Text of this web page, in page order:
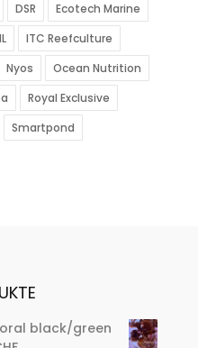
DSR
Ecotech Marine
ITC Reefculture
Nyos
Ocean Nutrition
Royal Exclusive
Smartpond
black/green